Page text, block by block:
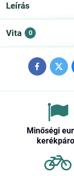
Leírás
Vita 0
Facebook
Minőségi